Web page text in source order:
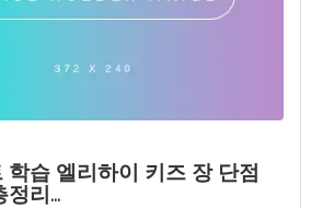
학습 엘리하이 키즈 장 단점
리...